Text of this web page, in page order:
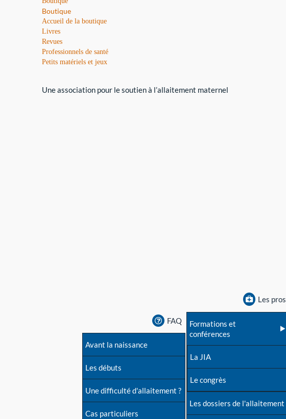
Boutique
Accueil de la boutique
Livres
Revues
Professionnels de santé
Petits matériels et jeux
Une association pour le soutien à l’allaitement maternel
FAQ
Avant la naissance
Les débuts
Une difficulté d'allaitement ?
Cas particuliers
Les pros
Formations et
conférences
La JIA
Le congrès
Les dossiers de l'allaitement